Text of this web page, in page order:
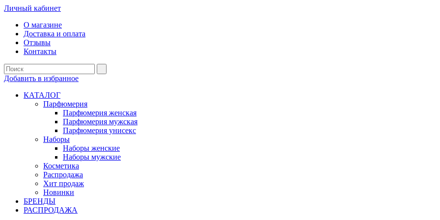
Личный кабинет
О магазине
Доставка и оплата
Отзывы
Контакты
Добавить в избранное
КАТАЛОГ
Парфюмерия
Парфюмерия женская
Парфюмерия мужская
Парфюмерия унисекс
Наборы
Наборы женские
Наборы мужские
Косметика
Распродажа
Хит продаж
Новинки
БРЕНДЫ
РАСПРОДАЖА